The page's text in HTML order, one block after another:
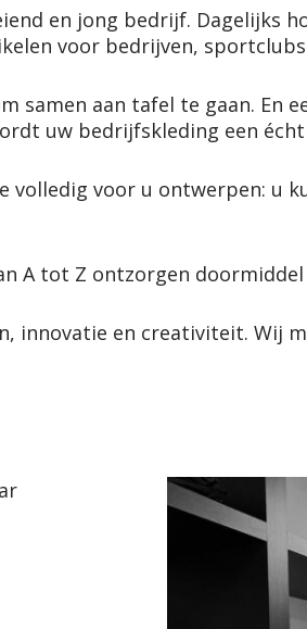
en jong bedrijf. Dagelijks
voor bedrijven,
samen aan tafel te gaan. En
uw bedrijfskleding een
volledig voor u ontwerpen: u
A tot Z ontzorgen
innovatie en creativiteit. Wij